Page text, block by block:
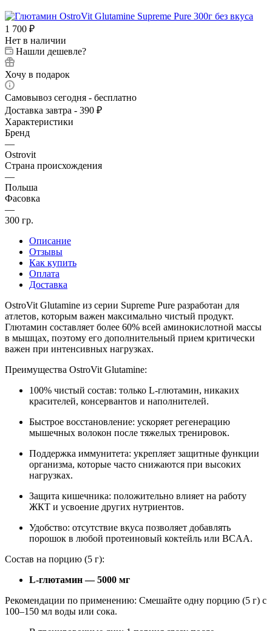
1 700 ₽
Нет в наличии
Нашли дешевле?
Хочу в подарок
Самовывоз сегодня - бесплатно
Доставка завтра - 390 ₽
Характеристики
Бренд
—
Ostrovit
Страна происхождения
—
Польша
Фасовка
—
300 гр.
Описание
Отзывы
Как купить
Оплата
Доставка
OstroVit Glutamine из серии Supreme Pure разработан для
атлетов, которым важен максимально чистый продукт.
Глютамин составляет более 60% всей аминокислотной массы
в мышцах, поэтому его дополнительный прием критически
важен при интенсивных нагрузках.
Преимущества OstroVit Glutamine:
100% чистый состав: только L-глютамин, никаких
красителей, консервантов и наполнителей.
Быстрое восстановление: ускоряет регенерацию
мышечных волокон после тяжелых тренировок.
Поддержка иммунитета: укрепляет защитные функции
организма, которые часто снижаются при высоких
нагрузках.
Защита кишечника: положительно влияет на работу
ЖКТ и усвоение других нутриентов.
Удобство: отсутствие вкуса позволяет добавлять
порошок в любой протеиновый коктейль или BCAA.
Состав на порцию (5 г):
L-глютамин — 5000 мг
Рекомендации по применению: Смешайте одну порцию (5 г) с
100–150 мл воды или сока.